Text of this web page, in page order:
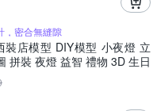
，密合無縫隙
裝店模型 DIY模型 小夜燈 立
拼裝 夜燈 益智 禮物 3D 生日